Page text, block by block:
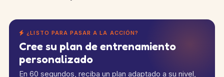
¿LISTO PARA PASAR A LA ACCIÓN?
Cree su plan de entrenamiento
personalizado
En 60 segundos, reciba un plan adaptado a su nivel,